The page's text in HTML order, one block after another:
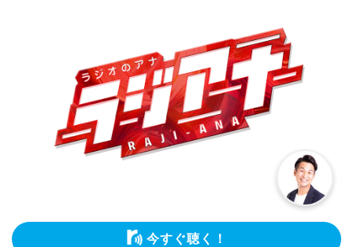
今すぐ聴く！